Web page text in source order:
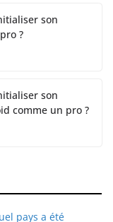
son
?
son
comme un pro ?
pays a été